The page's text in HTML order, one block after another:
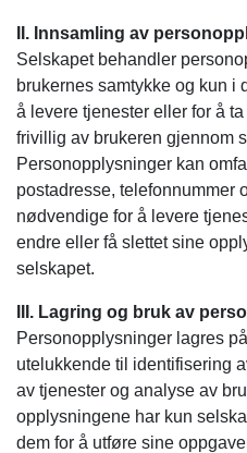
II. Innsamling av
Selskapet behandler
brukernes samtykke og kun i
å levere tjenester eller for å
frivillig av brukeren gjennom
Personopplysninger kan
postadresse, telefonnummer
nødvendige for å levere
endre eller få slettet sine
selskapet.
III. Lagring og bruk av
Personopplysninger lagres
utelukkende til identifisering
av tjenester og analyse av
opplysningene har kun
dem for å utføre sine